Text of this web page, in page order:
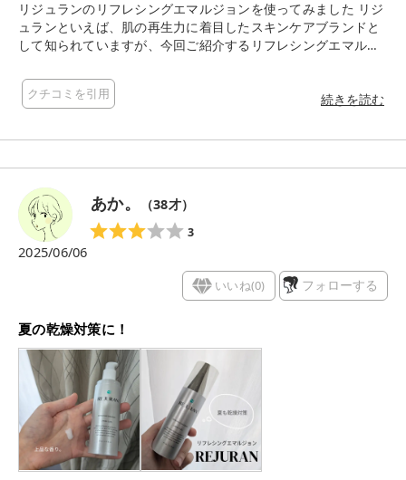
リジュランのリフレシングエマルジョンを使ってみました リジ
ュランといえば、肌の再生力に着目したスキンケアブランドと
して知られていますが、今回ご紹介するリフレシングエマルジ
許DOT技術を使ったc-pdrnが乾燥して疲れた肌のコンディショ
ンを上げ、健康肌に作ってくれます 軽めの乳液だけど、保湿力
朝のスキンケアにもぴったりで、メイク前にも使いやすいです
んとなくやわらかくなって、キメが整ってきた感じが 香りも特
にないので使いやすいですよ ちゃんと潤うけど、重たくない乳
液を探してる方におすすめです
クチコミを引用 続きを読む
あか。 （38才）
3
2025/06/06
いいね(0) フォローする
夏の乾燥対策に！